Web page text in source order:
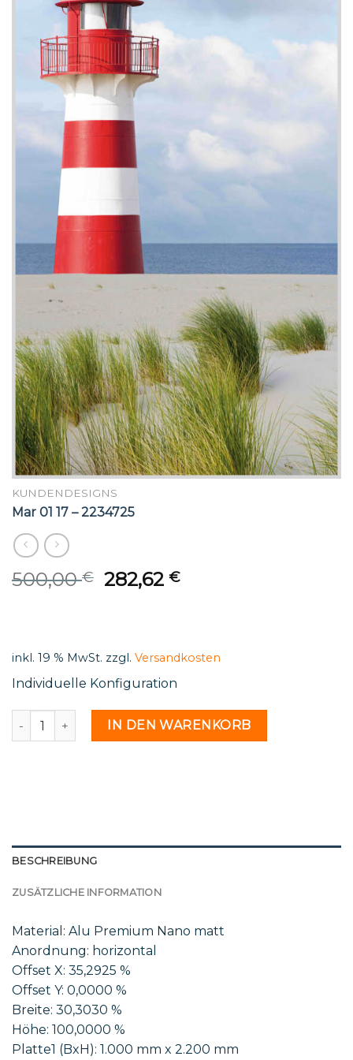
KUNDENDESIGNS
Mar 01 17 – 2234725
500,00€ Original
282,62€Current
inkl. 19 % MwSt. zzgl. Versandkosten
Individuelle Konfiguration
Mar 01 17 - 2234725 MengeIN DEN WARENKORB
BESCHREIBUNG
ZUSÄTZLICHE INFORMATION
Material: Alu Premium Nano matt
Anordnung: horizontal
Offset X: 35,2925 %
Offset Y: 0,0000 %
Breite: 30,3030 %
Höhe: 100,0000 %
Platte1 (BxH): 1.000 mm x 2.200 mm